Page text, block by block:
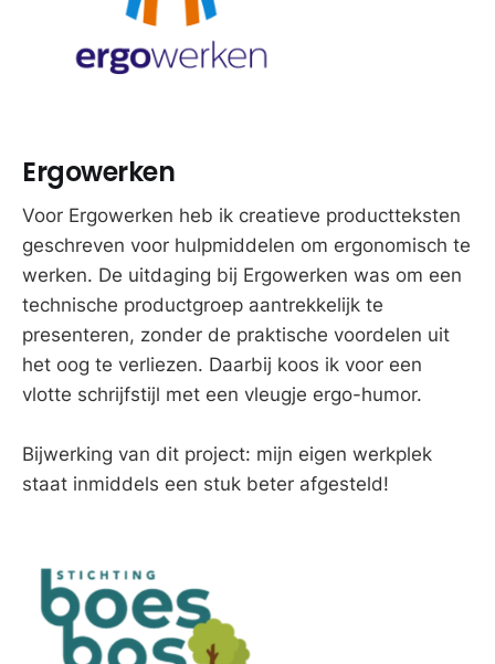
Ergowerken
Voor Ergowerken heb ik creatieve productteksten
geschreven voor hulpmiddelen om ergonomisch te
werken. De uitdaging bij Ergowerken was om een
technische productgroep aantrekkelijk te
presenteren, zonder de praktische voordelen uit
het oog te verliezen. Daarbij koos ik voor een
vlotte schrijfstijl met een vleugje ergo-humor.
Bijwerking van dit project: mijn eigen werkplek
staat inmiddels een stuk beter afgesteld!